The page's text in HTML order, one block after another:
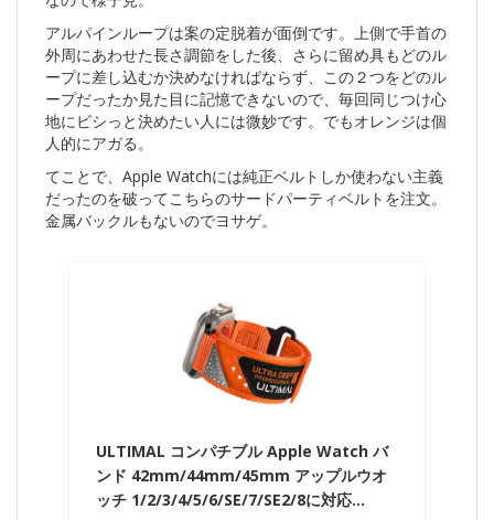
アルパインループは案の定脱着が面倒です。上側で手首の
外周にあわせた長さ調節をした後、さらに留め具もどのル
ープに差し込むか決めなければならず、この２つをどのル
ープだったか見た目に記憶できないので、毎回同じつけ心
地にビシっと決めたい人には微妙です。でもオレンジは個
人的にアガる。
てことで、Apple Watchには純正ベルトしか使わない主義
だったのを破ってこちらのサードパーティベルトを注文。
金属バックルもないのでヨサゲ。
ULTIMAL コンパチブル Apple Watch バ
ンド 42mm/44mm/45mm アップルウオ
ッチ 1/2/3/4/5/6/SE/7/SE2/8に対応…